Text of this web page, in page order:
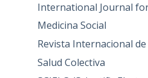
International Journal
Medicina Social
Revista Internacional
Salud Colectiva